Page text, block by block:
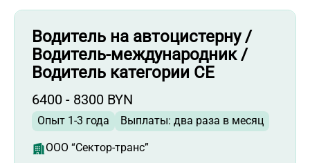
Водитель на автоцистерну /
Водитель-международник /
Водитель категории СЕ
6400 - 8300 BYN
Опыт 1-3 года Выплаты: два раза в месяц
ООО “Сектор-транс”